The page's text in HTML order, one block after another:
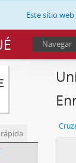
Este sítio
Navegar